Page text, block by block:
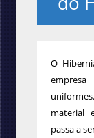
O
empresa
material
passa a